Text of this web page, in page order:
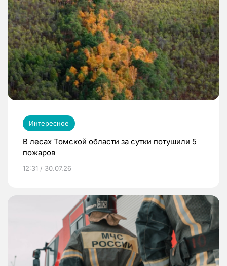
Интересное
В лесах Томской области за сутки потушили 5
пожаров
12:31 / 30.07.26